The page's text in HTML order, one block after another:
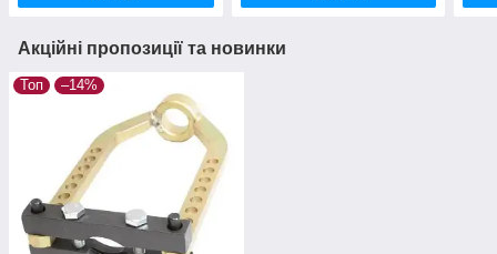
Акційні пропозиції та новинки
Топ –14%